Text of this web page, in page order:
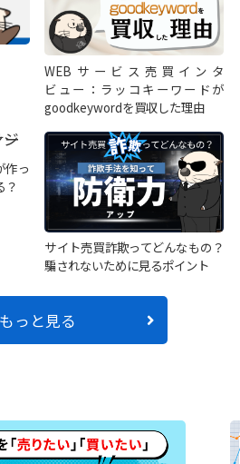
WEBサービス売買インタ
ビュー：ラッコキーワードが
goodkeywordを買収した理由
作っ
？
サイト売買詐欺ってどんなもの？
騙されないために見るポイント
もっと見る